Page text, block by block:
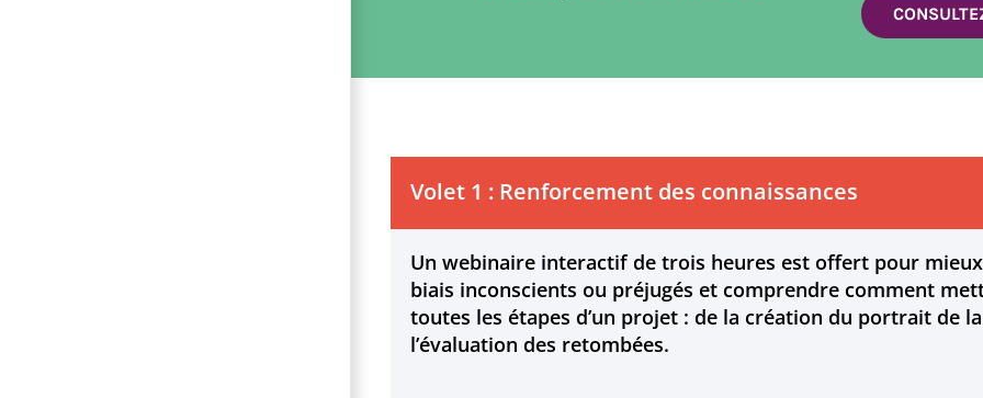
Volet 1 : Renforcement des connaissances
Un webinaire interactif de trois heures est offert pour
biais inconscients ou préjugés et comprendre comment
toutes les étapes d’un projet : de la création du portrait de
l’évaluation des retombées.